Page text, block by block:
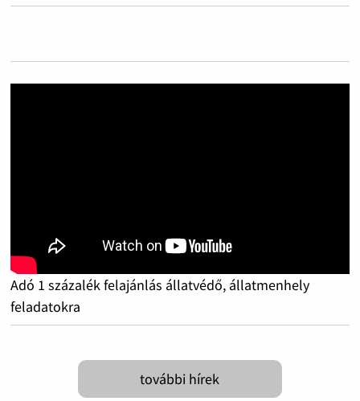
Adó 1 százalék felajánlás állatvédő, állatmenhely
feladatokra
további hírek